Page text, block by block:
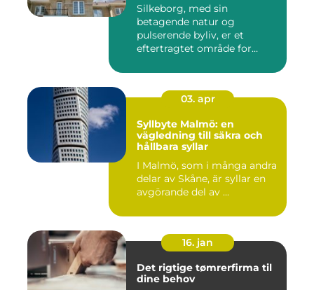
Silkeborg, med sin
betagende natur og
pulserende byliv, er et
eftertragtet område for
03. apr
Syllbyte Malmö: en
vägledning till säkra och
hållbara syllar
I Malmö, som i många andra
delar av Skåne, är syllar en
avgörande del av ...
16. jan
Det rigtige tømrerfirma til
dine behov